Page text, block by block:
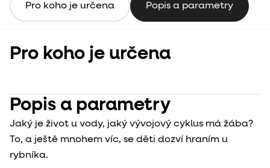
Pro koho je určena Popis a parametry
Pro koho je určena
Popis a parametry
Jaký je život u vody, jaký vývojový cyklus má žába?
To, a ještě mnohem víc, se děti dozví hraním u
rybníka.